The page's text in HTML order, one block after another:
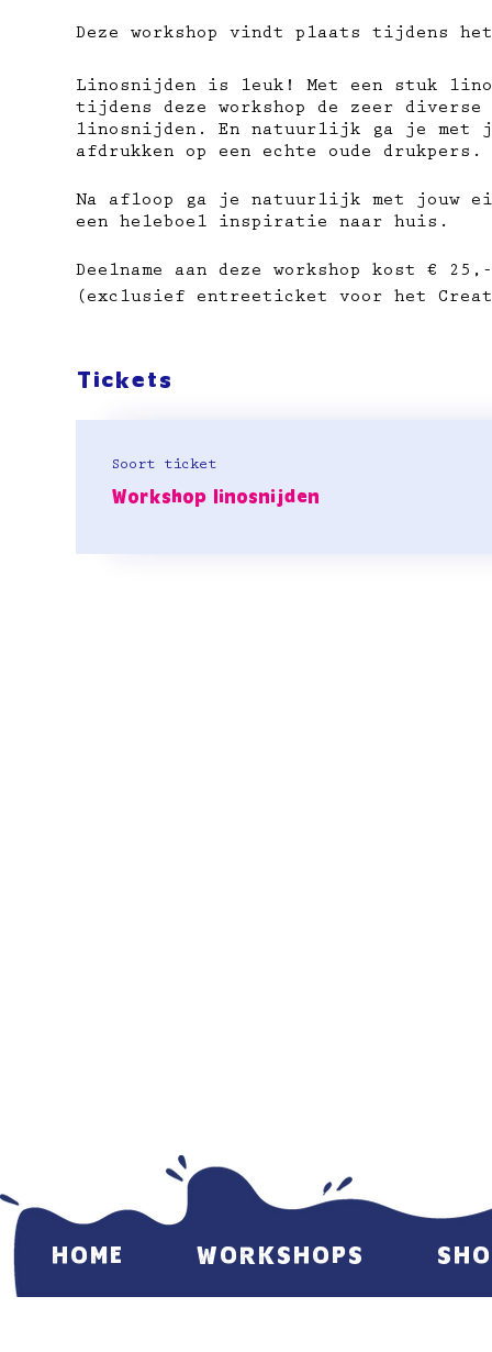
Deze workshop vindt plaats tijdens
Linosnijden is leuk! Met een stuk
tijdens deze workshop de zeer
linosnijden. En natuurlijk ga je met
afdrukken op een echte oude drukpers.
Na afloop ga je natuurlijk met jouw
een heleboel inspiratie naar huis.
Deelname aan deze workshop kost €
(exclusief entreeticket voor het
Tickets
Soort ticket
Workshop linosnijden
HOME WORKSHOPS